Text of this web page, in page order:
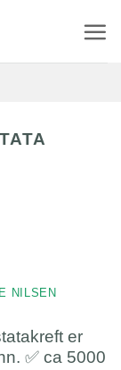
NILSEN
er
✅ ca 5000